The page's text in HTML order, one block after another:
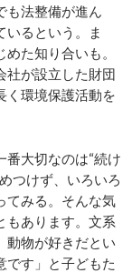
も法整備が進ん
いるという。ま
た知り合いも。
社が設立した財団
く環境保護活動を
大切なのは“続け
つけず、いろいろ
てみる。そんな気
もあります。文系
動物が好きだとい
です」と子どもた